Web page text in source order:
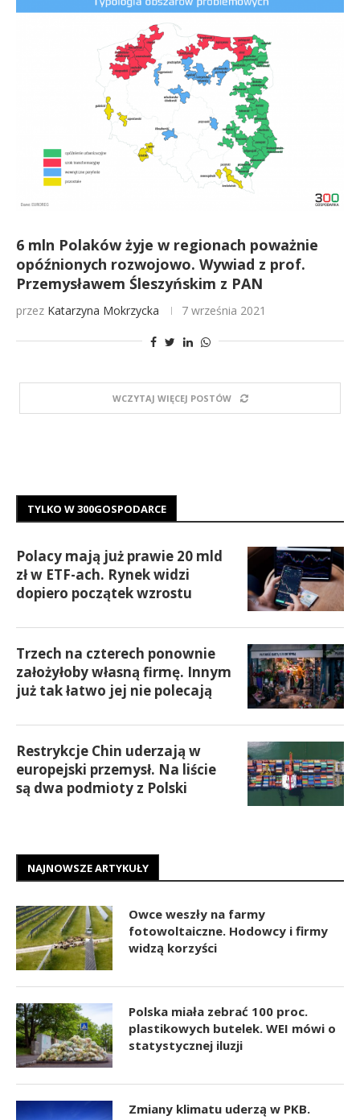
6 mln Polaków żyje w regionach poważnie
opóźnionych rozwojowo. Wywiad z prof.
Przemysławem Śleszyńskim z PAN
przez Katarzyna Mokrzycka 7 września 2021
WCZYTAJ WIĘCEJ POSTÓW
TYLKO W 300GOSPODARCE
Polacy mają już prawie 20 mld
zł w ETF-ach. Rynek widzi
dopiero początek wzrostu
Trzech na czterech ponownie
założyłoby własną firmę. Innym
już tak łatwo jej nie polecają
Restrykcje Chin uderzają w
europejski przemysł. Na liście
są dwa podmioty z Polski
NAJNOWSZE ARTYKUŁY
Owce weszły na farmy
fotowoltaiczne. Hodowcy i firmy
widzą korzyści
Polska miała zebrać 100 proc.
plastikowych butelek. WEI mówi o
statystycznej iluzji
Zmiany klimatu uderzą w PKB.